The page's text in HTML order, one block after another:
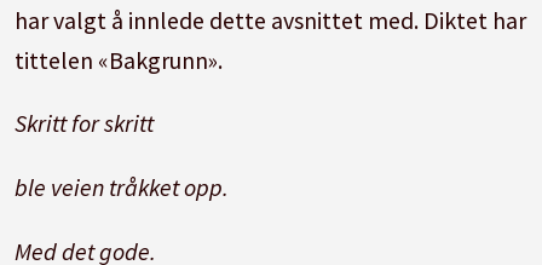
har valgt å innlede dette avsnittet med. Diktet har
tittelen «Bakgrunn».
Skritt for skritt
ble veien tråkket opp.
Med det gode.